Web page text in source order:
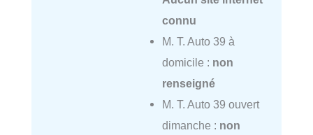
connu
M. T. Auto 39 à
domicile : non
renseigné
M. T. Auto 39 ouvert
dimanche : non